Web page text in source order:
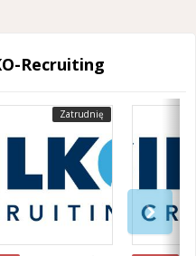
Recruiting
Zatrudnię